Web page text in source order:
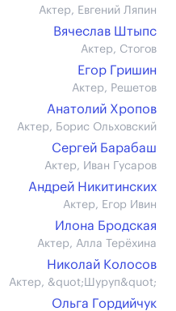
Актер, Евгений Ляпин
Вячеслав Штыпс
Актер, Стогов
Егор Гришин
Актер, Решетов
Анатолий Хропов
Актер, Борис Ольховский
Сергей Барабаш
Актер, Иван Гусаров
Андрей Никитинских
Актер, Егор Ивин
Илона Бродская
Актер, Алла Терёхина
Николай Колосов
Актер, &quot;Шуруп&quot;
Ольга Гордийчук